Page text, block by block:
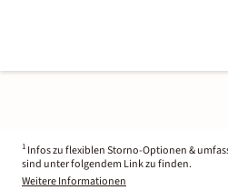
1 Infos zu flexiblen Storno-Optionen &
sind unter folgendem Link zu finden.
Weitere Informationen